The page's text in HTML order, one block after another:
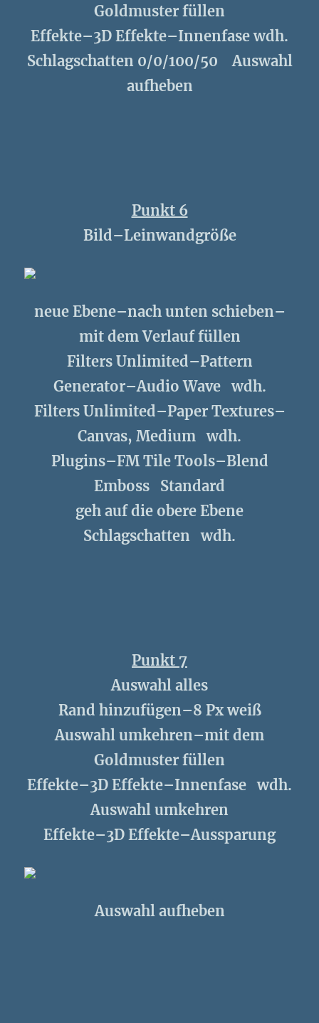
Goldmuster füllen
Effekte–3D Effekte–Innenfase wdh.
Schlagschatten 0/0/100/50 Auswahl
aufheben
Punkt 6
Bild–Leinwandgröße
neue Ebene–nach unten schieben–
mit dem Verlauf füllen
Filters Unlimited–Pattern
Generator–Audio Wave wdh.
Filters Unlimited–Paper Textures–
Canvas, Medium wdh.
Plugins–FM Tile Tools–Blend
Emboss Standard
geh auf die obere Ebene
Schlagschatten wdh.
Punkt 7
Auswahl alles
Rand hinzufügen–8 Px weiß
Auswahl umkehren–mit dem
Goldmuster füllen
Effekte–3D Effekte–Innenfase wdh.
Auswahl umkehren
Effekte–3D Effekte–Aussparung
Auswahl aufheben